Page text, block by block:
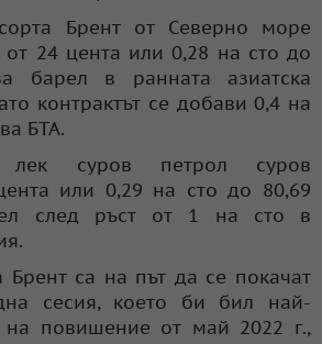
Брент от Северно море
от 24 цента или 0,28 на сто до
барел в ранната азиатска
контрактът се добави 0,4 на
БТА.
лек суров петрол суров
или 0,29 на сто до 80,69
след ръст от 1 на сто в
Брент са на път да се покачат
сесия, което би бил най-
на повишение от май 2022 г.,